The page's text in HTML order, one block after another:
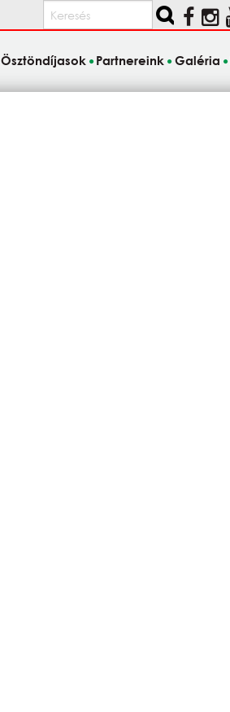
Keresés
Ösztöndíjasok Partnereink Galéria